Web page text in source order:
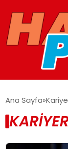
GUNCEL
YAŞAM
Ana Sayfa